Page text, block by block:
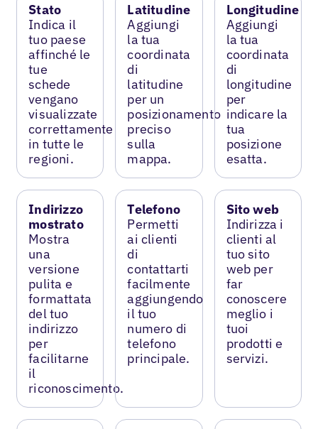
Stato
Indica il
tuo paese
affinché le
tue
schede
vengano
visualizzate
correttamente
in tutte le
regioni.
Latitudine
Aggiungi
la tua
coordinata
di
latitudine
per un
posizionamento
preciso
sulla
mappa.
Longitudine
Aggiungi
la tua
coordinata
di
longitudine
per
indicare la
tua
posizione
esatta.
Indirizzo
mostrato
Mostra
una
versione
pulita e
formattata
del tuo
indirizzo
per
facilitarne
il
riconoscimento.
Telefono
Permetti
ai clienti
di
contattarti
facilmente
aggiungendo
il tuo
numero di
telefono
principale.
Sito web
Indirizza i
clienti al
tuo sito
web per
far
conoscere
meglio i
tuoi
prodotti e
servizi.